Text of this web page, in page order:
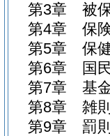
第3章
被
第4章
保
第5章
保
第6章
国
第7章
基
第8章
雑
第9章
罰